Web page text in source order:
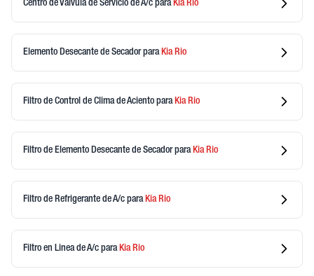
Centro de Valvula de Servicio de A/c para KiaRio
Elemento Desecante de Secadorpara KiaRio
Filtro de Control de Clima de Aciento para KiaRio
Filtro de Elemento Desecante de Secadorpara KiaRio
Filtro de Refrigerante de A/c para KiaRio
Filtro en Linea de A/c para KiaRio